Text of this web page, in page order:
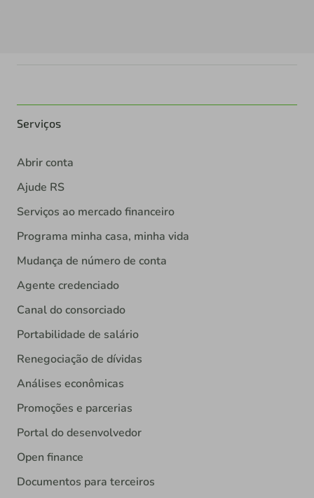
Serviços
Abrir conta
Ajude RS
Serviços ao mercado financeiro
Programa minha casa, minha vida
Mudança de número de conta
Agente credenciado
Canal do consorciado
Portabilidade de salário
Renegociação de dívidas
Análises econômicas
Promoções e parcerias
Portal do desenvolvedor
Open finance
Documentos para terceiros